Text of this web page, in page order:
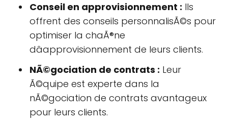
Conseil en approvisionnement : Ils
offrent des conseils personnalisÃ©s pour
optimiser la chaÃ®ne
dâapprovisionnement de leurs clients.
NÃ©gociation de contrats : Leur
Ã©quipe est experte dans la
nÃ©gociation de contrats avantageux
pour leurs clients.